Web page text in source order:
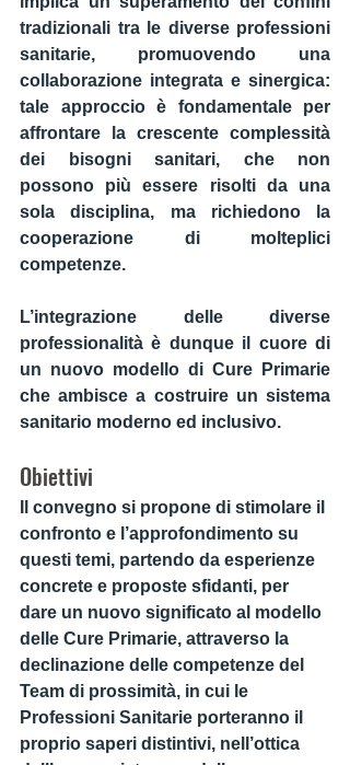
tradizionali tra le diverse professioni
collaborazione integrata e sinergica:
affrontare la crescente complessità
dei bisogni sanitari, che non
possono più essere risolti da una
cooperazione di molteplici
competenze.
L’integrazione delle diverse
professionalità è dunque il cuore di
un nuovo modello di Cure Primarie
che ambisce a costruire un sistema
sanitario moderno ed inclusivo.
Obiettivi
Il convegno si propone di stimolare il
confronto e l’approfondimento su
questi temi, partendo da esperienze
concrete e proposte sfidanti, per
dare un nuovo significato al modello
delle Cure Primarie, attraverso la
declinazione delle competenze del
Team di prossimità, in cui le
Professioni Sanitarie porteranno il
proprio saperi distintivi, nell’ottica